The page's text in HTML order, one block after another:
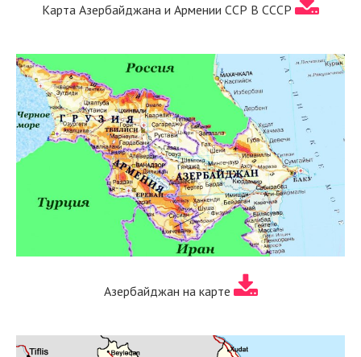
Карта Азербайджана и Армении ССР В СССР
Азербайджан на карте